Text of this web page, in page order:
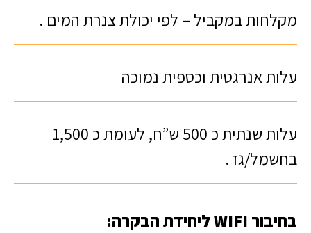
מקלחות במקביל – לפי יכולת צנרת המים .
עלות אנרגטית וכספית נמוכה
עלות שנתית כ 500 ש”ח, לעומת כ 1,500
בחשמל/גז .
בחיבור WIFI ליחידת הבקרה: